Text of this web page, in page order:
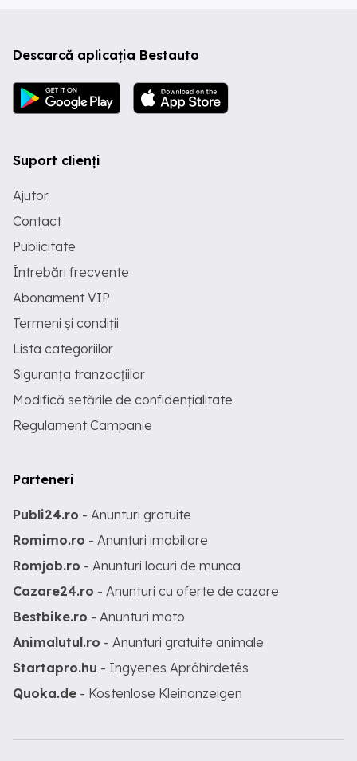
Descarcă aplicația Bestauto
Suport clienți
Ajutor
Contact
Publicitate
Întrebări frecvente
Abonament VIP
Termeni și condiții
Lista categoriilor
Siguranța tranzacțiilor
Modifică setările de confidențialitate
Regulament Campanie
Parteneri
Publi24.ro - Anunturi gratuite
Romimo.ro - Anunturi imobiliare
Romjob.ro - Anunturi locuri de munca
Cazare24.ro - Anunturi cu oferte de cazare
Bestbike.ro - Anunturi moto
Animalutul.ro - Anunturi gratuite animale
Startapro.hu - Ingyenes Apróhirdetés
Quoka.de - Kostenlose Kleinanzeigen